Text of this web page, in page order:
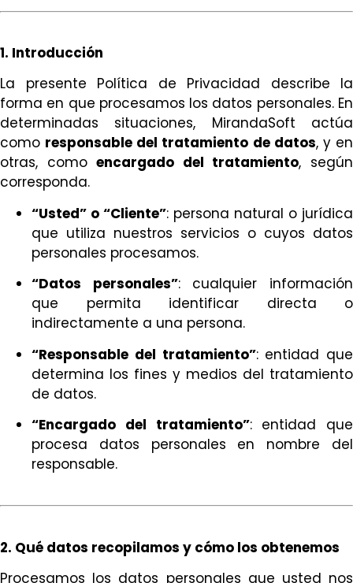
1. Introducción
La presente Política de Privacidad describe la
forma en que procesamos los datos personales. En
determinadas situaciones, MirandaSoft actúa
como responsable del tratamiento de datos, y en
otras, comoencargado del tratamiento, según
corresponda.
“Usted” o “Cliente”: persona natural o jurídica
que utiliza nuestros servicios o cuyos datos
personales procesamos.
“Datos personales”: cualquier información
que permita identificar directa o
indirectamente a una persona.
“Responsable del tratamiento”: entidad que
determina los fines y medios del tratamiento
de datos.
“Encargado del tratamiento”: entidad que
procesa datos personales en nombre del
responsable.
2. Qué datos recopilamos y cómo los obtenemos
Procesamos los datos personales que usted nos